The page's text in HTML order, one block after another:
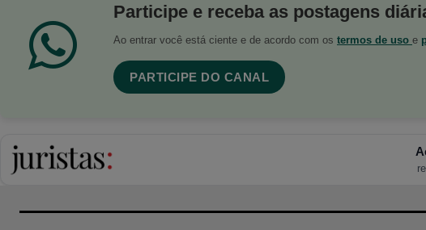
Participe e receba as postagens
Ao entrar você está ciente e de acordo com os termos de uso e
PARTICIPE DO CANAL